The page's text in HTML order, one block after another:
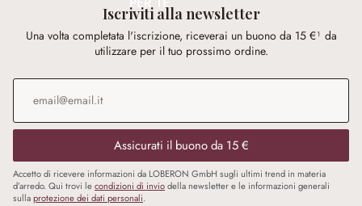
Iscriviti alla newsletter
Una volta completata l'iscrizione, riceverai un buono da 15 €¹ da
utilizzare per il tuo prossimo ordine.
Indirizzo e-mail
Assicurati il buono da 15 €
Accetto di ricevere informazioni da LOBERON GmbH sugli ultimi trend in materia
d’arredo. Qui trovi lecondizioni di inviodella newsletter e le informazioni generali
sullaprotezione dei dati personali.